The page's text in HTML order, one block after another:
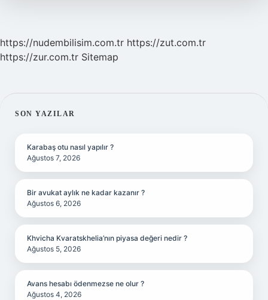
https://nudembilisim.com.tr https://zut.com.tr
https://zur.com.tr Sitemap
SIDEBAR
SON YAZILAR
Karabaş otu nasıl yapılır ?
Ağustos 7, 2026
Bir avukat aylık ne kadar kazanır ?
Ağustos 6, 2026
Khvicha Kvaratskhelia’nın piyasa değeri nedir ?
Ağustos 5, 2026
Avans hesabı ödenmezse ne olur ?
Ağustos 4, 2026